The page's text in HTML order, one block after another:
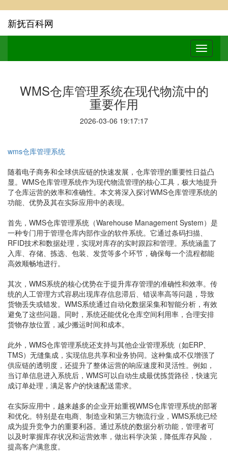
新抚百科网
WMS仓库管理系统在现代物流中的
重要作用
2026-03-06 19:17:17
wms仓库管理系统
随着电子商务和全球供应链的快速发展，仓库管理的重要性日益凸
显。WMS仓库管理系统作为现代物流管理的核心工具，极大地提升
了仓库运营的效率和准确性。本文将深入探讨WMS仓库管理系统的
功能、优势及其在实际应用中的表现。
首先，WMS仓库管理系统（Warehouse Management System）是
一种专门用于管理仓库内部作业的软件系统。它通过条码扫描、
RFID技术和数据处理，实现对库存的实时跟踪和管理。系统涵盖了
入库、存储、拣选、包装、发货等多个环节，确保每一个流程都能
高效顺畅地进行。
其次，WMS系统的核心优势在于提升库存管理的准确性和效率。传
统的人工管理方式容易出现库存信息滞后、错误率高等问题，导致
货物丢失或错发。WMS系统通过自动化数据采集和智能分析，有效
避免了这些问题。同时，系统还能优化仓库空间利用率，合理安排
货物存放位置，减少搬运时间和成本。
此外，WMS仓库管理系统还支持与其他企业管理系统（如ERP、
TMS）无缝集成，实现信息共享和业务协同。这种集成不仅增强了
供应链的透明度，还提升了整体运营的响应速度和灵活性。例如，
当订单信息进入系统后，WMS可以自动生成最优拣货路径，快速完
成订单处理，满足客户的快速配送需求。
在实际应用中，越来越多的企业开始重视WMS仓库管理系统的部署
和优化。特别是在电商、制造业和第三方物流行业，WMS系统已经
成为提升竞争力的重要利器。通过系统的数据分析功能，管理者可
以及时掌握库存状况和运营效率，做出科学决策，降低库存风险，
提高客户满意度。